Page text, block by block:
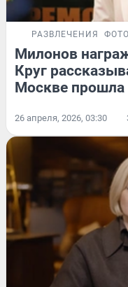
РАЗВЛЕЧЕНИЯ
Милонов
Круг
Москве прошла
26 апреля, 2026, 03:30